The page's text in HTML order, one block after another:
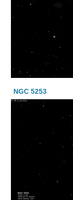
NGC 5253